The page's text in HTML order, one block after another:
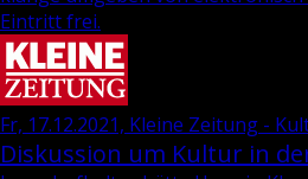
Ein­tritt frei.
Fr, 17.12.2021, Kleine Zeitung -
Diskussion um Kultur in